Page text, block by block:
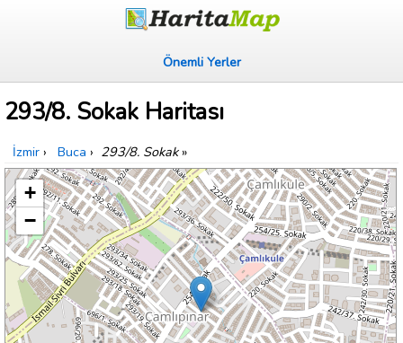
Önemli Yerler
293/8. Sokak Haritası
İzmir › Buca › 293/8. Sokak»
+
−